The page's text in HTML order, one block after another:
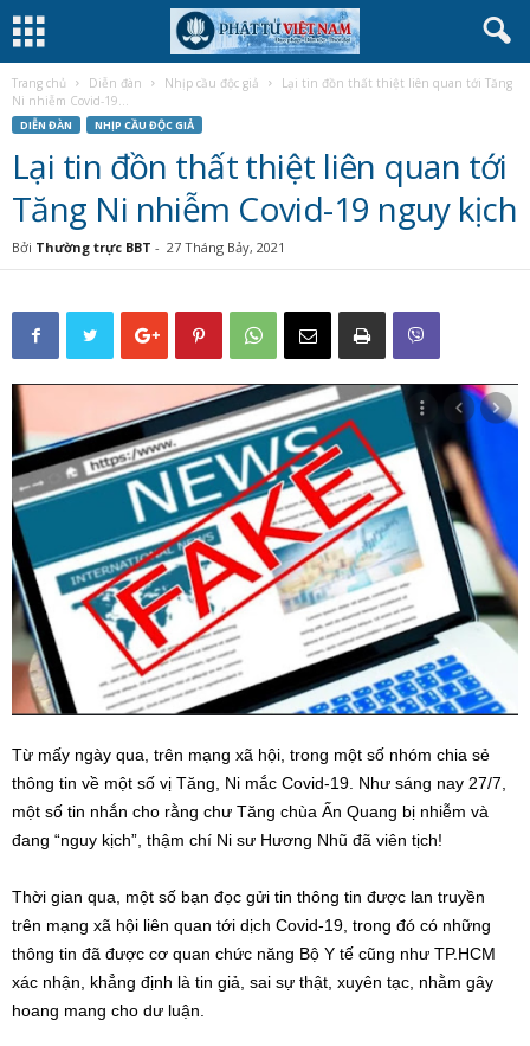
Trang chủ Diễn đàn Nhịp cầu độc giả
Lại tin đồn thất thiệt liên quan tới Tăng
Ni nhiễm Covid-19...
DIỄN ĐÀN NHỊP CẦU ĐỘC GIẢ
Lại tin đồn thất thiệt liên quan tới
Tăng Ni nhiễm Covid-19 nguy kịch
Bởi Thường trực BBT - 27 Tháng Bảy, 2021
Từ mấy ngày qua, trên mạng xã hội, trong một số nhóm chia sẻ
thông tin về một số vị Tăng, Ni mắc Covid-19. Như sáng nay 27/7,
một số tin nhắn cho rằng chư Tăng chùa Ấn Quang bị nhiễm và
đang “nguy kịch”, thậm chí Ni sư Hương Nhũ đã viên tịch!
Thời gian qua, một số bạn đọc gửi tin thông tin được lan truyền
trên mạng xã hội liên quan tới dịch Covid-19, trong đó có những
thông tin đã được cơ quan chức năng Bộ Y tế cũng như TP.HCM
xác nhận, khẳng định là tin giả, sai sự thật, xuyên tạc, nhằm gây
hoang mang cho dư luận.